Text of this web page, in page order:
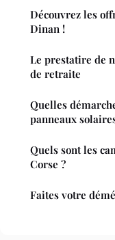
Découvrez les
Dinan !
Le prestatire de
de retraite
Quelles
panneaux
Quels sont les
Corse ?
Faites votre